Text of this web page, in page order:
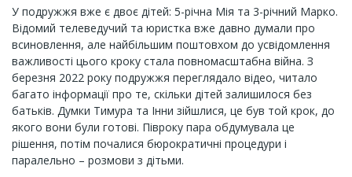
У подружжя вже є двоє дітей: 5-річна Мія та 3-річний Марко.
Відомий телеведучий та юристка вже давно думали про
всиновлення, але найбільшим поштовхом до усвідомлення
важливості цього кроку стала повномасштабна війна. З
березня 2022 року подружжя переглядало відео, читало
багато інформації про те, скільки дітей залишилося без
батьків. Думки Тимура та Інни зійшлися, це був той крок, до
якого вони були готові. Півроку пара обдумувала це
рішення, потім почалися бюрократичні процедури і
паралельно – розмови з дітьми.